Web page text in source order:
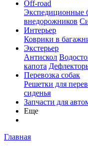
Off-road
Экспедиционные
внедорожников
Интерьер
Коврики в
Экстерьер
Антискол
капота
Перевозка собак
Решетки для
сиденья
Запчасти для
Еще
Главная